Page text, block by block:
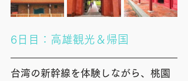
6日目：高雄観光＆帰国
台湾の新幹線を体験しながら、桃園